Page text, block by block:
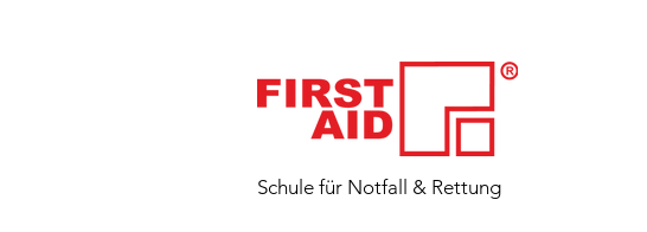
​Schule für Notfall & Rettung